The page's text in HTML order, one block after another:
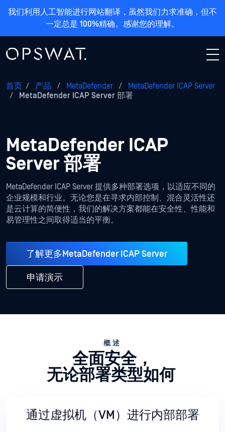
我们利用人工智能进行网站翻译，虽然我们力求准确，但不
一定总是 100%精确。感谢您的理解。
首页 / 产品 / MetaDefender /
MetaDefender ICAP Server
/
MetaDefender ICAP Server 部署
MetaDefender ICAP
Server 部署
MetaDefender ICAP Server 提供多种部署选项，以适应不同的
企业规模和行业。无论您是在寻求内部控制、混合灵活性还
是云计算的简便性，我们的解决方案都能在安全性、性能和
易管理性之间取得适当的平衡。
了解更多MetaDefender ICAP Server
申请演示
概述
全面安全，
无论部署类型如何
通过虚拟机（VM）进行内部部署